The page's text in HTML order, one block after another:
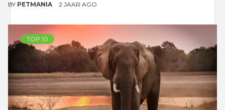
BY PETMANIA 2 JAAR AGO
TOP 10